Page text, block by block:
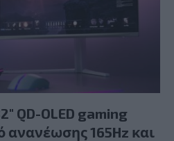
QD-OLED gaming
ανανέωσης 165Hz και